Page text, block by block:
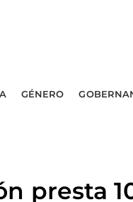
GÉNERO
presta